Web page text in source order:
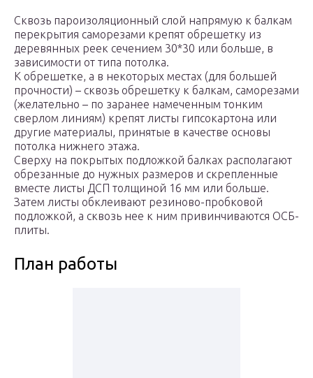
Сквозь пароизоляционный слой напрямую к балкам
перекрытия саморезами крепят обрешетку из
деревянных реек сечением 30*30 или больше, в
зависимости от типа потолка.
К обрешетке, а в некоторых местах (для большей
прочности) – сквозь обрешетку к балкам, саморезами
(желательно – по заранее намеченным тонким
сверлом линиям) крепят листы гипсокартона или
другие материалы, принятые в качестве основы
потолка нижнего этажа.
Сверху на покрытых подложкой балках располагают
обрезанные до нужных размеров и скрепленные
вместе листы ДСП толщиной 16 мм или больше.
Затем листы обклеивают резиново-пробковой
подложкой, а сквозь нее к ним привинчиваются ОСБ-
плиты.
План работы